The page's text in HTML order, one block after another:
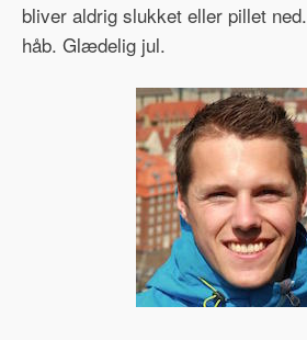
bliver aldrig slukket eller pillet
håb. Glædelig jul.